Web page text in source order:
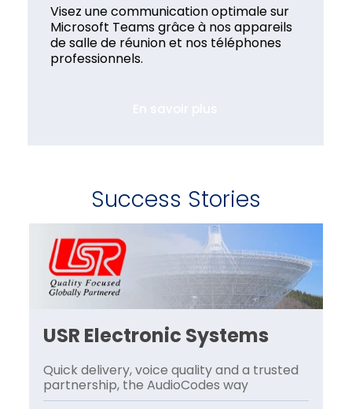
Visez une communication optimale sur
Microsoft Teams grâce à nos appareils
de salle de réunion et nos téléphones
professionnels.
Success Stories
USR Electronic Systems
Quick delivery, voice quality and a trusted
partnership, the AudioCodes way